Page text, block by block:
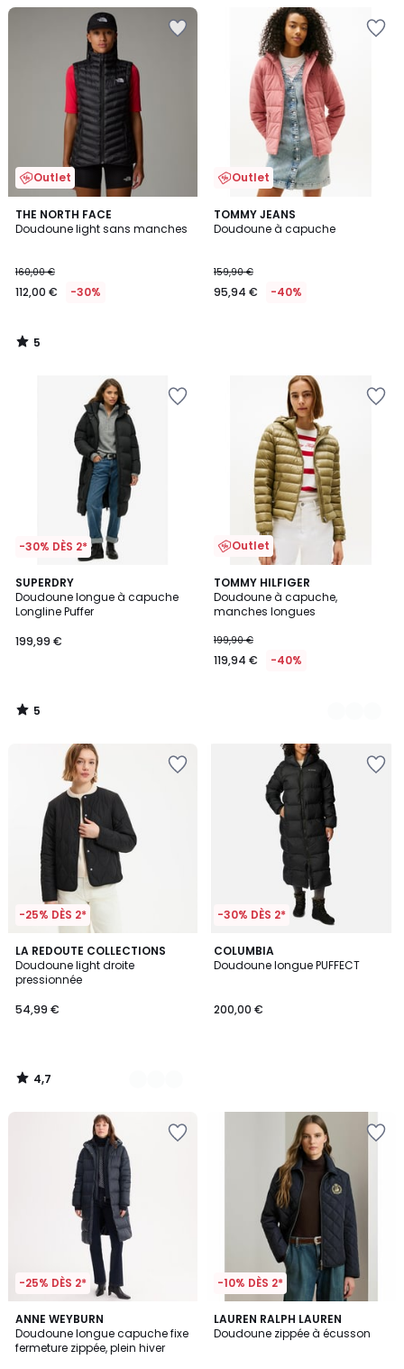
Outlet
THE NORTH FACE
Doudoune light sans manches
160,00 €
112,00 € -30%
5
/
5
/
Outlet
TOMMY JEANS
Doudoune à capuche
159,90 €
95,94 € -40%
-30% DÈS 2*
SUPERDRY
Doudoune longue à capuche
Longline Puffer
199,99 €
5
/
5
5
/
Outlet
TOMMY HILFIGER
Doudoune à capuche,
manches longues
199,90 €
119,94 € -40%
2
Couleurs
-25% DÈS 2*
LA REDOUTE COLLECTIONS
Doudoune light droite
pressionnée
54,99 €
4,7
/ 5
2
Couleurs
4,7
/
-30% DÈS 2*
COLUMBIA
Doudoune longue PUFFECT
200,00 €
-25% DÈS 2*
ANNE WEYBURN
Doudoune longue capuche fixe
fermeture zippée, plein hiver
3,8
/ 5
3
Couleurs
-10% DÈS 2*
LAUREN RALPH LAUREN
Doudoune zippée à écusson
5
/